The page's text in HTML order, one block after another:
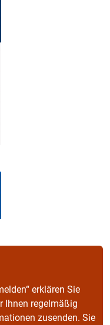
erklären Sie
Ihnen regelmäßig
zusenden. Sie